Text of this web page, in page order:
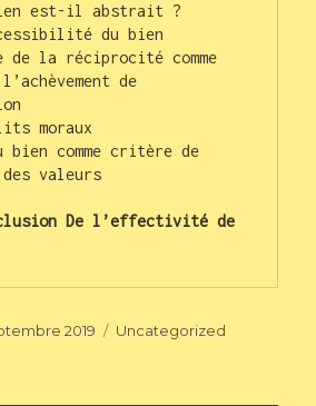
de
valeurs
De l’effectivité de
2019 Catégories
Uncategorized